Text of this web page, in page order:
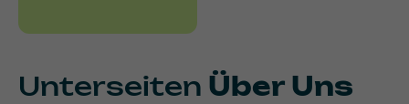
Unterseiten Über Uns